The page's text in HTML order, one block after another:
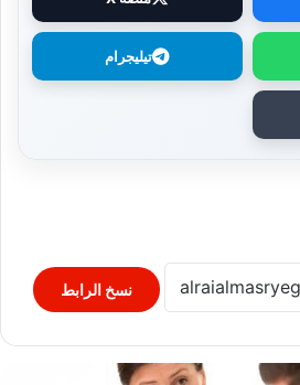
تيليجرام
نسخ الرابط